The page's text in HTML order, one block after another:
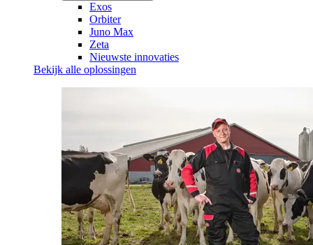
Exos
Orbiter
Juno Max
Zeta
Nieuwste innovaties
Bekijk alle oplossingen